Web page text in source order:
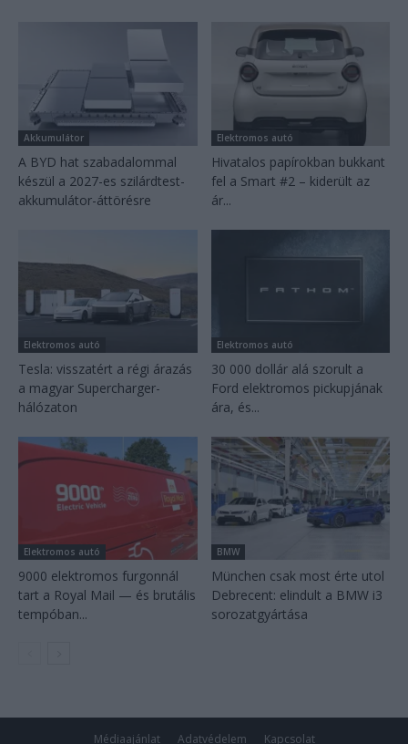
Akkumulátor
A BYD hat szabadalommal
készül a 2027-es szilárdtest-
akkumulátor-áttörésre
Elektromos autó
Hivatalos papírokban bukkant
fel a Smart #2 – kiderült az
ár...
Elektromos autó
Tesla: visszatért a régi árazás
a magyar Supercharger-
hálózaton
Elektromos autó
30 000 dollár alá szorult a
Ford elektromos pickupjának
ára, és...
Elektromos autó
9000 elektromos furgonnál
tart a Royal Mail — és brutális
tempóban...
BMW
München csak most érte utol
Debrecent: elindult a BMW i3
sorozatgyártása
Médiaajánlat Adatvédelem Kapcsolat